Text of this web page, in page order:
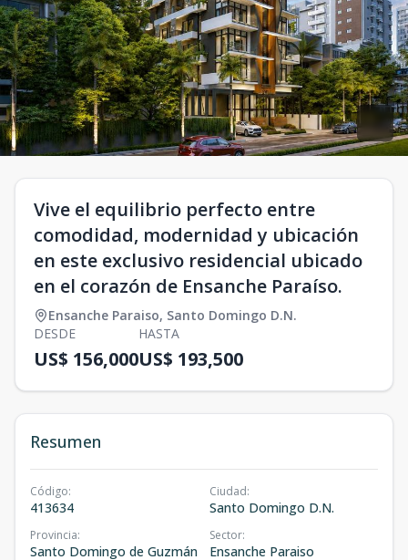
Vive el equilibrio perfecto entre
comodidad, modernidad y ubicación
en este exclusivo residencial ubicado
en el corazón de Ensanche Paraíso.
Ensanche Paraiso, Santo Domingo D.N.
DESDE
US$ 156,000
HASTA
US$ 193,500
Resumen
Código:
413634
Ciudad:
Santo Domingo D.N.
Provincia:
Santo Domingo de Guzmán
Sector:
Ensanche Paraiso